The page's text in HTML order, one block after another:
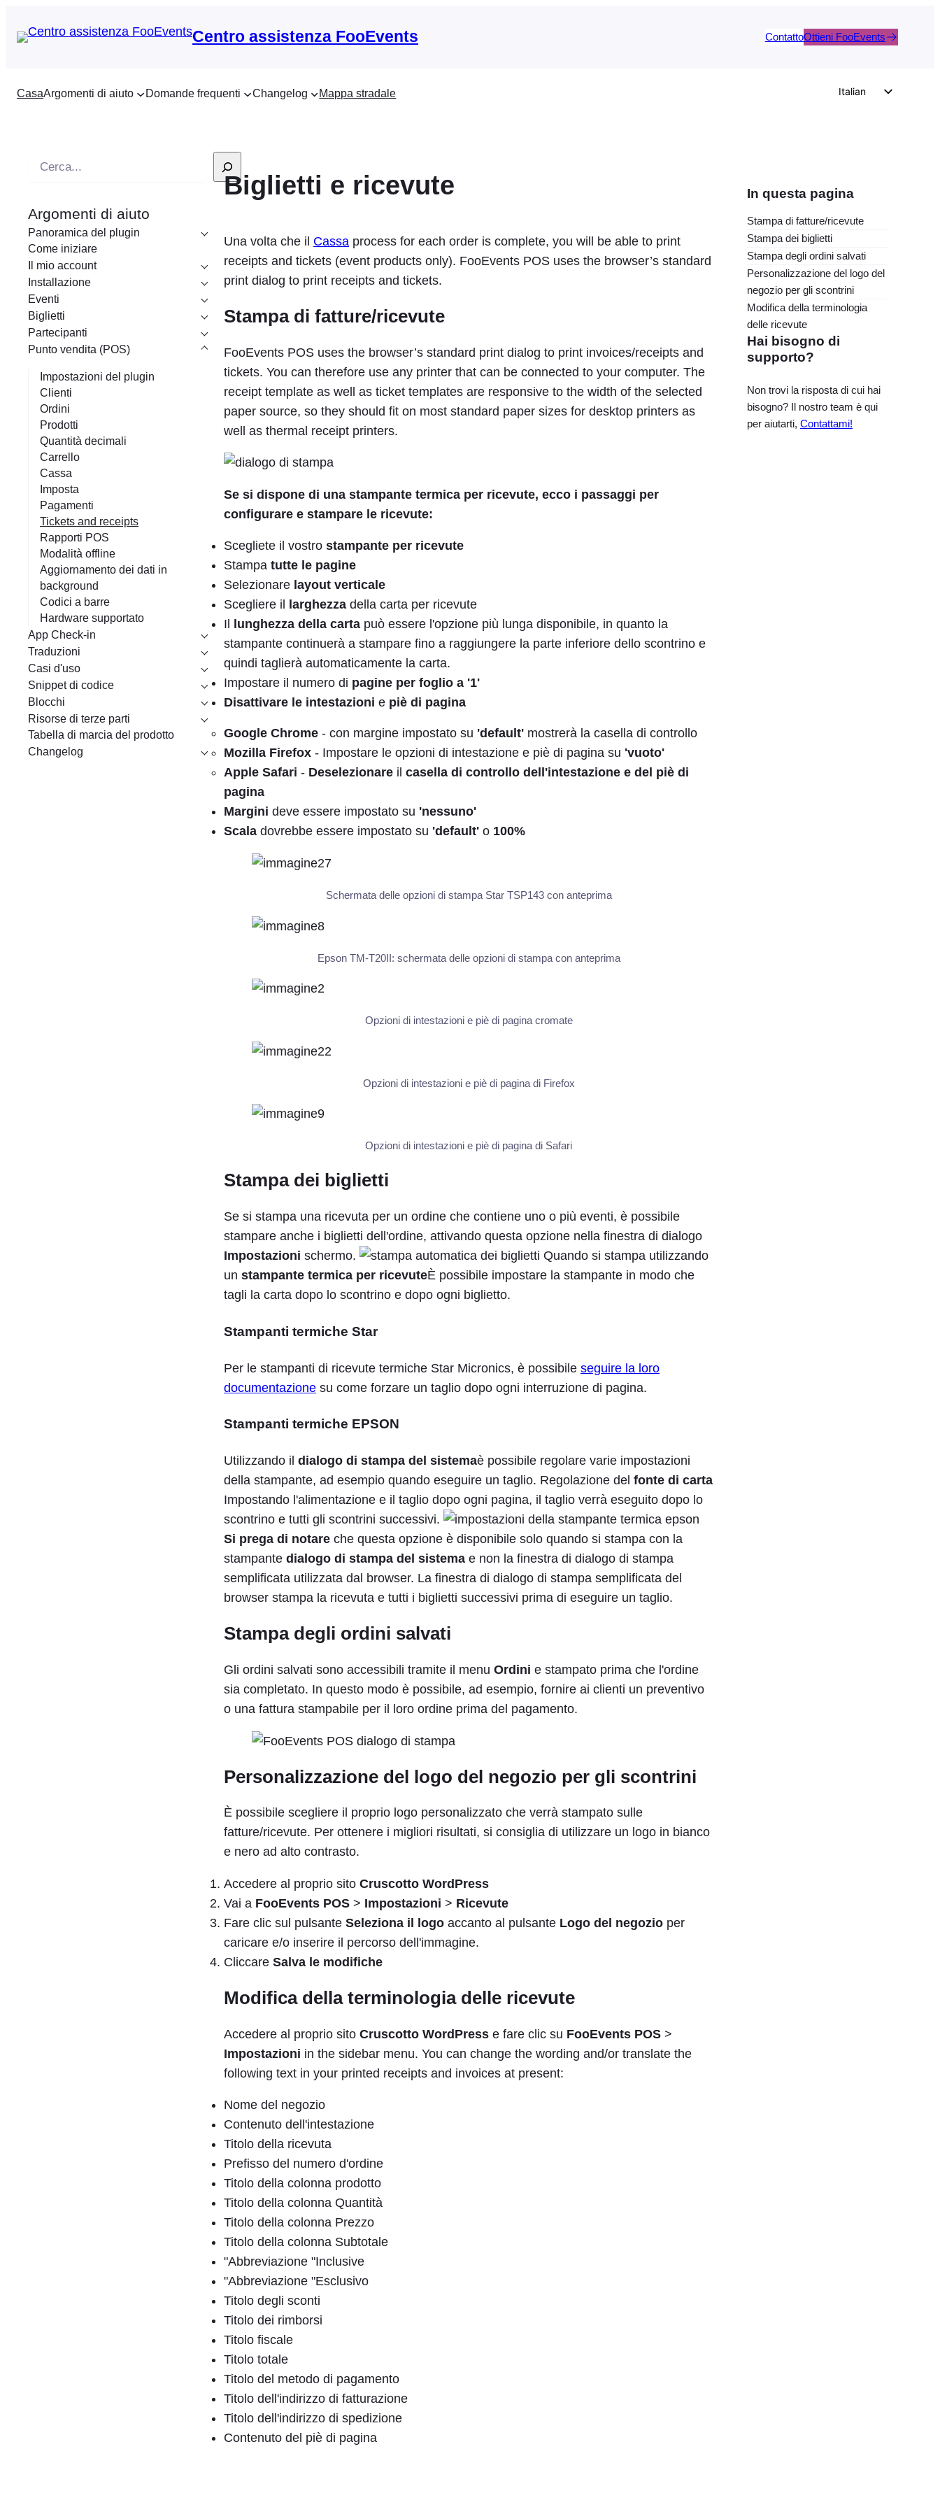
Centro assistenza FooEvents ContattoOttieni FooEvents
CasaArgomenti di aiuto Domande frequenti Changelog Mappa stradale
Italian
Polish
Czech
e
r
c
a
Argomenti di aiuto
Panoramica del plugin
Come iniziare
Il mio account
Installazione
Eventi
Biglietti
Partecipanti
Punto vendita (POS)
Impostazioni del plugin
Clienti
Ordini
Prodotti
Quantità decimali
Carrello
Cassa
Imposta
Pagamenti
Tickets and receipts
Rapporti POS
Modalità offline
Aggiornamento dei dati in
background
Codici a barre
Hardware supportato
App Check-in
Traduzioni
Casi d'uso
Snippet di codice
Blocchi
Risorse di terze parti
Tabella di marcia del prodotto
Changelog
Biglietti e ricevute
Una volta che il Cassa process for each order is complete, you will be able to print
receipts and tickets (event products only). FooEvents POS uses the browser’s standard
print dialog to print receipts and tickets.
Stampa di fatture/ricevute
FooEvents POS uses the browser’s standard print dialog to print invoices/receipts and
tickets. You can therefore use any printer that can be connected to your computer. The
receipt template as well as ticket templates are responsive to the width of the selected
paper source, so they should fit on most standard paper sizes for desktop printers as
well as thermal receipt printers.
Se si dispone di una stampante termica per ricevute, ecco i passaggi per
configurare e stampare le ricevute:
Scegliete il vostro stampante per ricevute
Stampa tutte le pagine
Selezionare layout verticale
Scegliere il
larghezza della carta per ricevute
Il
lunghezza della carta può essere l'opzione più lunga disponibile, in quanto la
stampante continuerà a stampare fino a raggiungere la parte inferiore dello scontrino e
quindi taglierà automaticamente la carta.
Impostare il numero di pagine per foglio a '1'
Disattivare le intestazioni e piè di pagina
Google Chrome - con margine impostato su 'default' mostrerà la casella di controllo
Mozilla Firefox - Impostare le opzioni di intestazione e piè di pagina su 'vuoto'
Apple Safari - Deselezionare il casella di controllo dell'intestazione e del piè di
pagina
Margini deve essere impostato su 'nessuno'
Scala dovrebbe essere impostato su 'default' o 100%
Schermata delle opzioni di stampa Star TSP143 con anteprima
Epson TM-T20II: schermata delle opzioni di stampa con anteprima
Opzioni di intestazioni e piè di pagina cromate
Opzioni di intestazioni e piè di pagina di Firefox
Opzioni di intestazioni e piè di pagina di Safari
Stampa dei biglietti
Se si stampa una ricevuta per un ordine che contiene uno o più eventi, è possibile
stampare anche i biglietti dell'ordine, attivando questa opzione nella finestra di dialogo
Impostazioni schermo.
Quando si stampa utilizzando
un stampante termica per ricevuteÈ possibile impostare la stampante in modo che
tagli la carta dopo lo scontrino e dopo ogni biglietto.
Stampanti termiche Star
Per le stampanti di ricevute termiche Star Micronics, è possibile seguire la loro
documentazione su come forzare un taglio dopo ogni interruzione di pagina.
Stampanti termiche EPSON
Utilizzando il dialogo di stampa del sistemaè possibile regolare varie impostazioni
della stampante, ad esempio quando eseguire un taglio. Regolazione del fonte di carta
Impostando l'alimentazione e il taglio dopo ogni pagina, il taglio verrà eseguito dopo lo
scontrino e tutti gli scontrini successivi.
Si prega di notare che questa opzione è disponibile solo quando si stampa con la
stampante dialogo di stampa del sistema e non la finestra di dialogo di stampa
semplificata utilizzata dal browser. La finestra di dialogo di stampa semplificata del
browser stampa la ricevuta e tutti i biglietti successivi prima di eseguire un taglio.
Stampa degli ordini salvati
Gli ordini salvati sono accessibili tramite il menu Ordini e stampato prima che l'ordine
sia completato. In questo modo è possibile, ad esempio, fornire ai clienti un preventivo
o una fattura stampabile per il loro ordine prima del pagamento.
Personalizzazione del logo del negozio per gli scontrini
È possibile scegliere il proprio logo personalizzato che verrà stampato sulle
fatture/ricevute. Per ottenere i migliori risultati, si consiglia di utilizzare un logo in bianco
e nero ad alto contrasto.
Accedere al proprio sito Cruscotto WordPress
Vai a FooEvents POS > Impostazioni > Ricevute
Fare clic sul pulsante Seleziona il logo accanto al pulsante Logo del negozio per
caricare e/o inserire il percorso dell'immagine.
Cliccare Salva le modifiche
Modifica della terminologia delle ricevute
Accedere al proprio sito Cruscotto WordPress e fare clic su FooEvents POS >
Impostazioni in the sidebar menu. You can change the wording and/or translate the
following text in your printed receipts and invoices at present:
Nome del negozio
Contenuto dell'intestazione
Titolo della ricevuta
Prefisso del numero d'ordine
Titolo della colonna prodotto
Titolo della colonna Quantità
Titolo della colonna Prezzo
Titolo della colonna Subtotale
"Abbreviazione "Inclusive
"Abbreviazione "Esclusivo
Titolo degli sconti
Titolo dei rimborsi
Titolo fiscale
Titolo totale
Titolo del metodo di pagamento
Titolo dell'indirizzo di fatturazione
Titolo dell'indirizzo di spedizione
Contenuto del piè di pagina
In questa pagina
Stampa di fatture/ricevute
Stampa dei biglietti
Stampa degli ordini salvati
Personalizzazione del logo del
negozio per gli scontrini
Modifica della terminologia
delle ricevute
Hai bisogno di
supporto?
Non trovi la risposta di cui hai
bisogno? Il nostro team è qui
per aiutarti, Contattami!